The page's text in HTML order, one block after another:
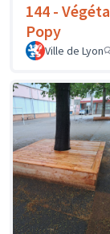
144 -
Popy
Ville de Lyon